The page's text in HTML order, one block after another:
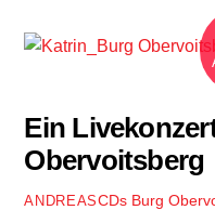
Ein
Obervoitsberg
ANDREASCDs Burg